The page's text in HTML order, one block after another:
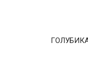
ГОЛУБИКА